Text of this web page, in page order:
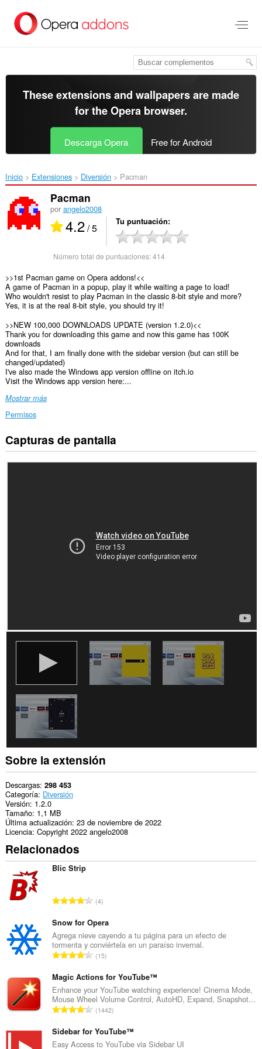
contenido
These extensions and wallpapers are made
for theOpera browser.
Descarga Opera Free for Android
Inicio Extensiones Diversión Pacman‎
Pacman
por angelo2008
4.2/ 5 Tu puntuación
Número total de puntuaciones:414
>>1st Pacman game on Opera addons!<<
A game of Pacman in a popup, play it while waiting a page to load!
Who wouldn't resist to play Pacman in the classic 8-bit style and more?
Yes, it is at the real 8-bit style, you should try it!
>>NEW 100,000 DOWNLOADS UPDATE (version 1.2.0)<<
Thank you for downloading this game and now this game has 100K
downloads
And for that, I am finally done with the sidebar version (but can still be
changed/updated)
I've also made the Windows app version offline on itch.io
Visit the Windows app version here:...
Mostrar más
Permisos
Esta
extensión
Capturas de pantalla
Sobre la extensión
Descargas 298 453
Categoría Diversión
Versión 1.2.0
Tamaño 1,1 MB
Última actualización 23 de noviembre de 2022
Licencia Copyright 2022 angelo2008
Relacionados
Blic Strip
N
m
e
r
o
o
t
a
d
e
4
Snow for Opera
Agrega nieve cayendo a tu página para un efecto de
tormenta y conviértela en un paraíso invernal.
N
m
e
r
o
o
15
Magic Actions for YouTube™
Enhance your YouTube watching experience! Cinema Mode,
Mouse Wheel Volume Control, AutoHD, Expand, Snapshot...
N
m
e
1442
Sidebar for YouTube™
Easy Access to YouTube via Sidebar UI